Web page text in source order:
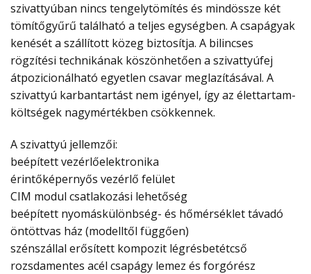
szivattyúban nincs tengelytömítés és mindössze két
tömítőgyűrű található a teljes egységben. A csapágyak
kenését a szállított közeg biztosítja. A bilincses
rögzítési technikának köszönhetően a szivattyúfej
átpozicionálható egyetlen csavar meglazításával. A
szivattyú karbantartást nem igényel, így az élettartam-
költségek nagymértékben csökkennek.
A szivattyú jellemzői:
beépített vezérlőelektronika
érintőképernyős vezérlő felület
CIM modul csatlakozási lehetőség
beépített nyomáskülönbség- és hőmérséklet távadó
öntöttvas ház (modelltől függően)
szénszállal erősített kompozit légrésbetétcső
rozsdamentes acél csapágy lemez és forgórész